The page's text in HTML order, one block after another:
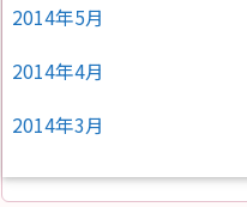
2014年5月
2014年4月
2014年3月